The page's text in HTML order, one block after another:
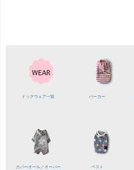
ドッグウェア一覧 パーカー
カバーオール／オーバー
ベスト